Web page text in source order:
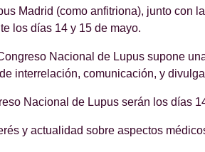
Madrid (como anfitriona), junto
los días 14 y 15 de mayo.
Nacional de Lupus supone
interrelación, comunicación, y
Nacional de Lupus serán los días
y actualidad sobre aspectos